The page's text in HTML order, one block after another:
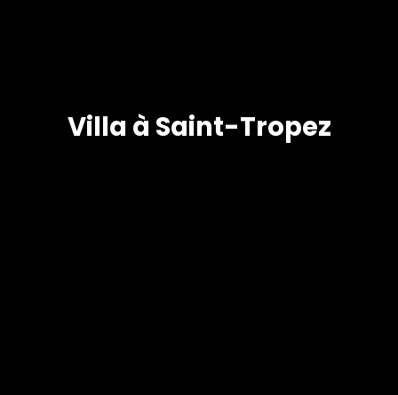
Villa à Saint-Tropez